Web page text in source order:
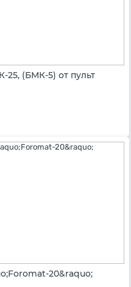
(БМК-5) от пульт
20&raquo;